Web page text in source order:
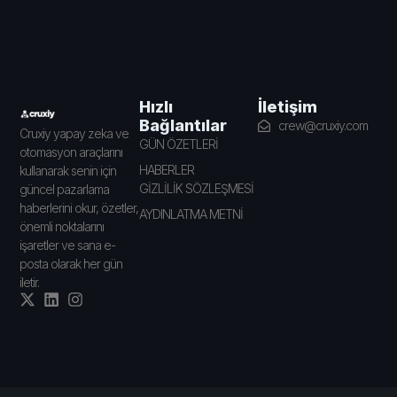
Cruxiy yapay zeka ve
otomasyon araçlarını
kullanarak senin için
güncel pazarlama
haberlerini okur, özetler,
önemli noktalarını
işaretler ve sana e-
posta olarak her gün
iletir.
Hızlı
Bağlantılar
GÜN ÖZETLERİ
HABERLER
GİZLİLİK SÖZLEŞMESİ
AYDINLATMA METNİ
İletişim
crew@cruxiy.com